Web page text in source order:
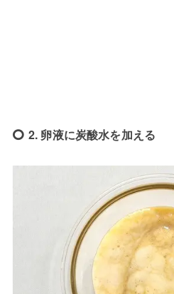
2. 卵液に炭酸水を加える